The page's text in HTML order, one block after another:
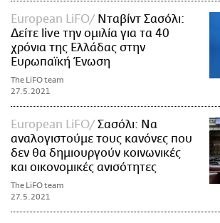
European LiFO
Νταβίντ Σασόλι:
Δείτε live την ομιλία για τα 40
χρόνια της Ελλάδας στην
Ευρωπαϊκή Ένωση
The LiFO team
27.5.2021
European LiFO
Σασόλι: Να
αναλογιστούμε τους κανόνες που
δεν θα δημιουργούν κοινωνικές
και οικονομικές ανισότητες
The LiFO team
27.5.2021